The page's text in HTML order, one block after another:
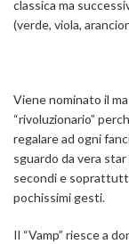
classica ma
(verde, viola,
Viene nominato il
“rivoluzionario”
regalare ad ogni
sguardo da vera
secondi e
pochissimi gesti.
Il “Vamp” riesce a